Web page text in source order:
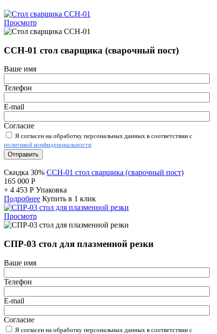
Просмотр
ССН-01 стол сварщика (сварочный пост)
Ваше имя
Телефон
E-mail
Согласие
Я согласен на обработку персональных данных в соответствии с
политикой конфиденциальности
Отправить
Скидка 30% ССН-01 стол сварщика (сварочный пост)
165 000 Р
+ 4 453 Р Упаковка
Подробнее Купить в 1 клик
Просмотр
СПР-03 стол для плазменной резки
Ваше имя
Телефон
E-mail
Согласие
Я согласен на обработку персональных данных в соответствии с